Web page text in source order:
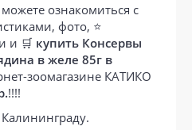
ознакомиться с
фото, ⭐
и 🛒 купить Консервы
в желе 85г в
зоомагазине КАТИКО
!!!!